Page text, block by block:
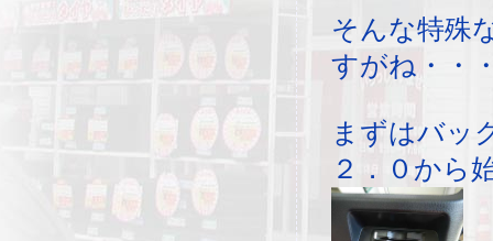
そんな特殊
すがね・・
まずはバッ
２．０から